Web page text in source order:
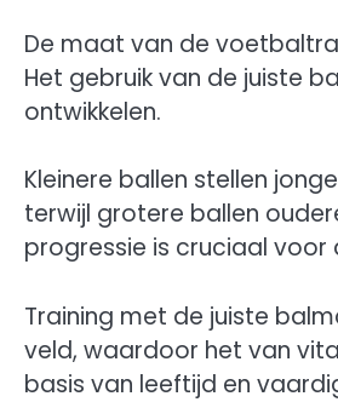
De maat van de
Het gebruik van de juiste
ontwikkelen.
Kleinere ballen stellen
terwijl grotere ballen
progressie is cruciaal voor
Training met de juiste
veld, waardoor het van
basis van leeftijd en